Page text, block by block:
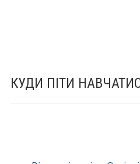
КУДИ ПІТИ